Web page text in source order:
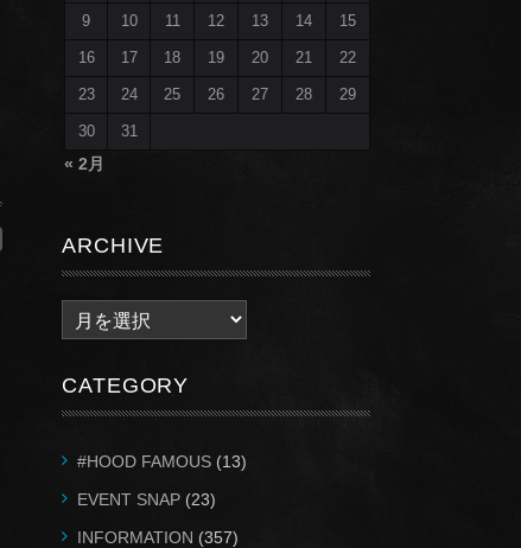
« 2月
9 10 11 12 13 14 15
16 17 18 19 20 21 22
23 24 25 26 27 28 29
30 31
ARCHIVE
r
h
i
CATEGORY
#HOOD FAMOUS (13)
EVENT SNAP (23)
INFORMATION (357)